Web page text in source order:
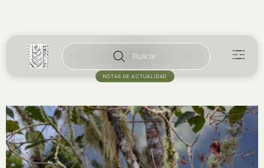
Buscar
NOTAS DE ACTUALIDAD